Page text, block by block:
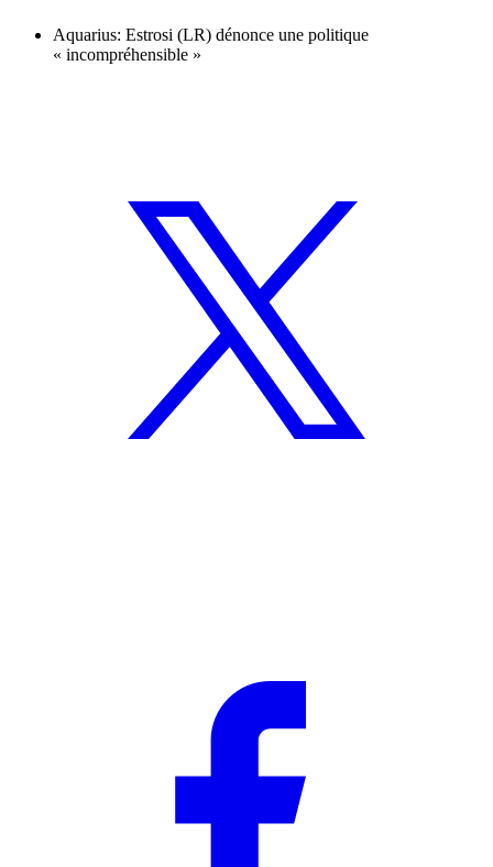
Aquarius: Estrosi (LR) dénonce une politique
« incompréhensible »